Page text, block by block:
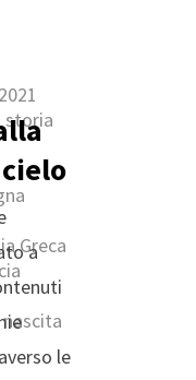
a
le
storia
Greca